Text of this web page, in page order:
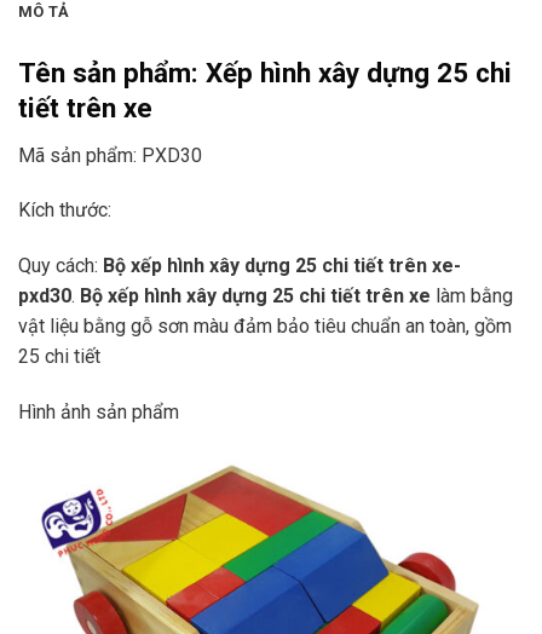
MÔ TẢ
Tên sản phẩm: Xếp hình xây dựng 25 chi
tiết trên xe
Mã sản phẩm: PXD30
Kích thước:
Quy cách: Bộ xếp hình xây dựng 25 chi tiết trên xe-
pxd30. Bộ xếp hình xây dựng 25 chi tiết trên xe làm bằng
vật liệu bằng gỗ sơn màu đảm bảo tiêu chuẩn an toàn, gồm
25 chi tiết
Hình ảnh sản phẩm